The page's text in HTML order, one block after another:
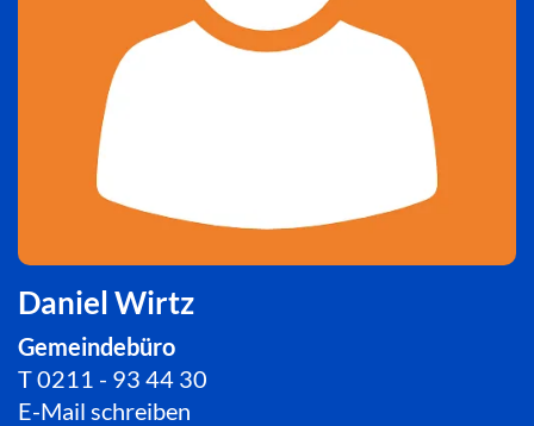
Daniel Wirtz
Gemeindebüro
T0211 - 93 44 30
E-Mail schreiben